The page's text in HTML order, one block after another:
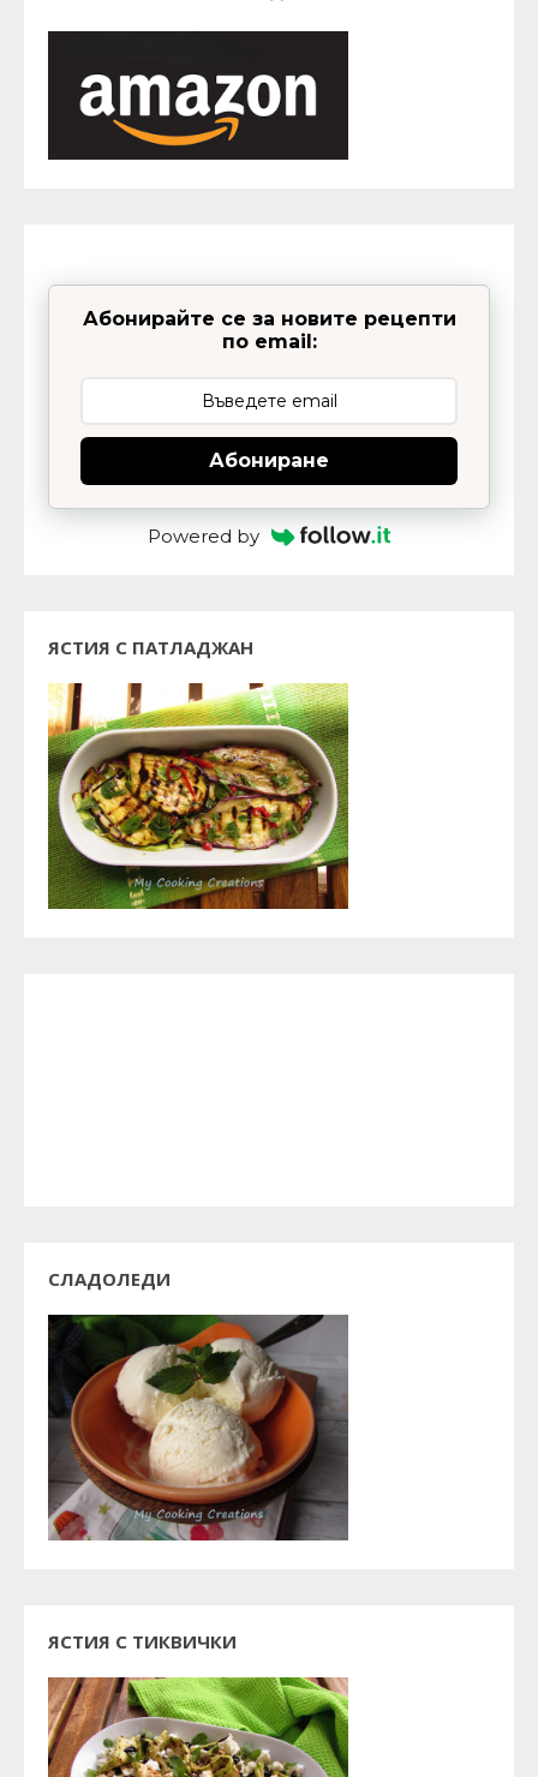
Абонирайте се за новите рецепти
по email:
Абониране
Powered by
ЯСТИЯ С ПАТЛАДЖАН
СЛАДОЛЕДИ
ЯСТИЯ С ТИКВИЧКИ